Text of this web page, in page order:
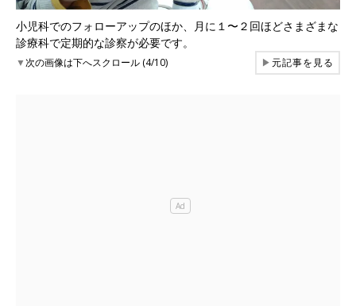
小児科でのフォローアップのほか、月に１〜２回ほどさまざまな
診療科で定期的な診察が必要です。
▼次の画像は下へスクロール (4/10) ▶元記事を見る